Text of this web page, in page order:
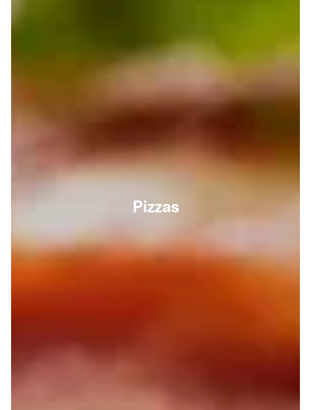
Pizzas